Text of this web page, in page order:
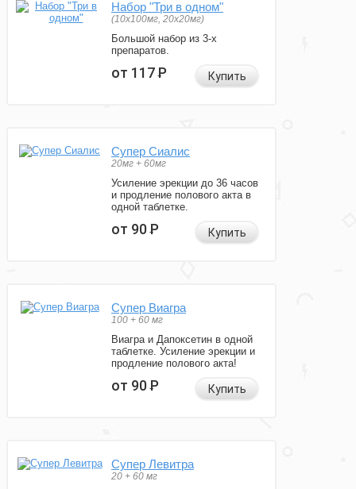
Набор "Три в одном"
(10x100мг, 20x20мг)
Большой набор из 3-х
препаратов.
от 117Р Купить
Супер Сиалис
20мг + 60мг
Усиление эрекции до 36 часов
и продление полового акта в
одной таблетке.
от 90Р Купить
Супер Виагра
100 + 60 мг
Виагра и Дапоксетин в одной
таблетке. Усиление эрекции и
продление полового акта!
от 90Р Купить
Супер Левитра
20 + 60 мг